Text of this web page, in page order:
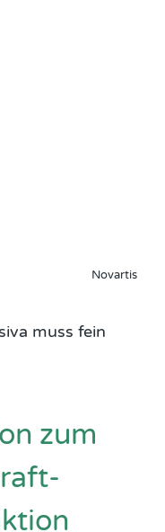
Novartis
muss fein
zum